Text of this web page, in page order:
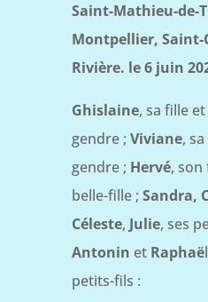
Saint-Mathieu-de-
Montpellier, Saint-
Rivière. le 6 juin
Ghislaine, sa fille et
gendre ; Viviane,
gendre ; Hervé, son
belle-fille ; Sandra,
Céleste, Julie, ses
Antonin et Raphaë
petits-fils :